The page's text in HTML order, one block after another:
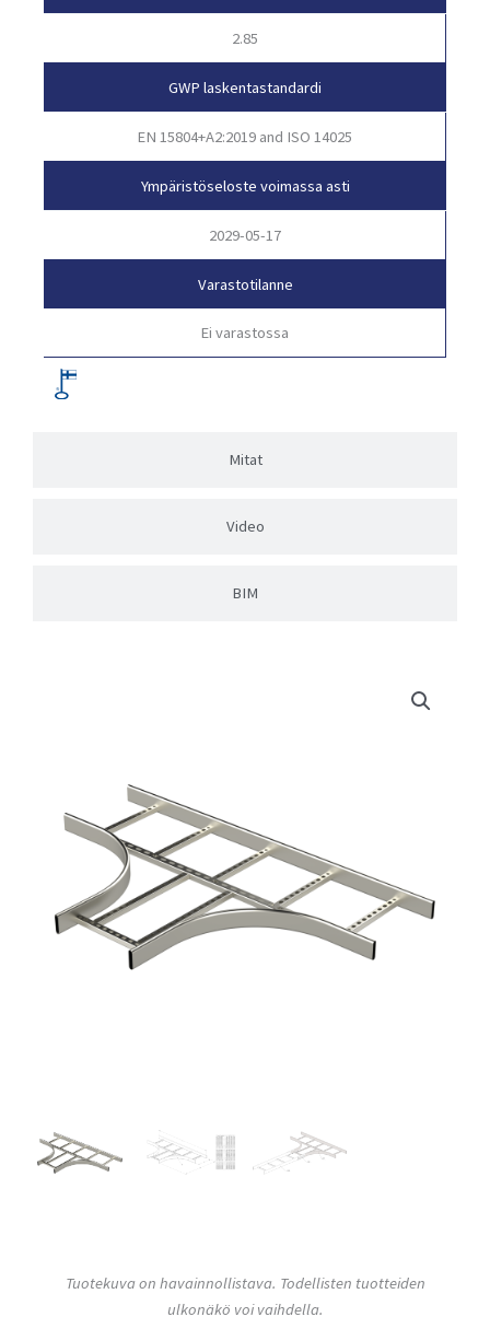
Mitat
Video
BIM
2.85
GWP laskentastandardi
EN 15804+A2:2019 and ISO 14025
Ympäristöseloste voimassa asti
2029-05-17
Varastotilanne
Ei varastossa
Tuotekuva on havainnollistava. Todellisten tuotteiden
ulkonäkö voi vaihdella.